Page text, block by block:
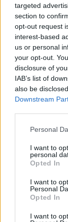
targeted
section to
opt-out request
interest-based
us or personal
your opt-out.
disclosure of
IAB’s list of
also be
Downstream
Personal
I want to
personal
Opted In
I want to
Personal
Opted In
I want to